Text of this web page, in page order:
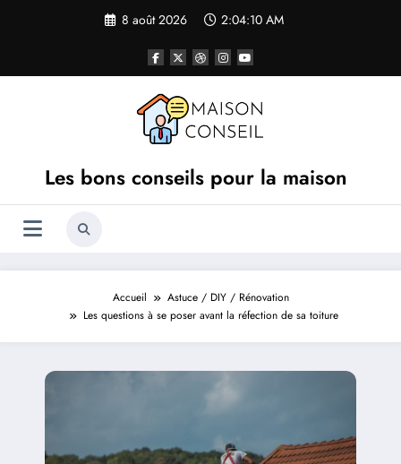
8 août 2026 2:04:11 AM
Les bons conseils pour la maison
Accueil
Astuce / DIY / Rénovation
Les questions à se poser avant la réfection de sa toiture